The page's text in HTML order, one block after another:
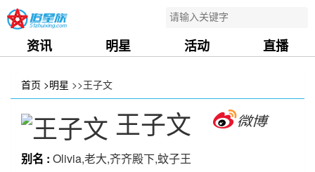
资讯 明星 活动 直播
首页 >明星 >>王子文
王子文
别名 : Olivia,老大,齐齐殿下,蚊子王